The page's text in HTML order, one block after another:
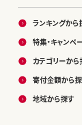
ランキングから
特集・キャンペ
カテゴリーから
寄付金額から
地域から探す